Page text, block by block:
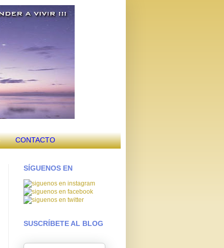
CONTACTO
SÍGUENOS EN
SUSCRÍBETE AL BLOG